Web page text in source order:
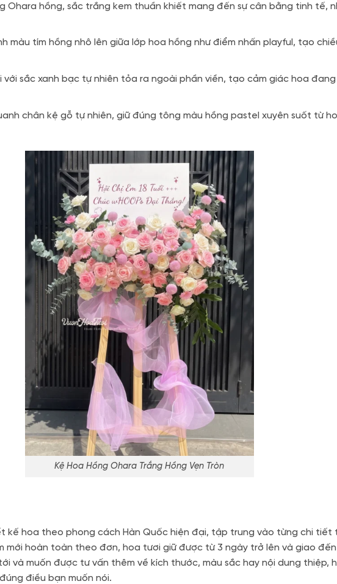
Ohara hồng, sắc trắng kem thuần khiết mang đến sự cân bằng tinh tế,
màu tím hồng nhô lên giữa lớp hoa hồng như điểm nhấn playful, tạo
với sắc xanh bạc tự nhiên tỏa ra ngoài phần viền, tạo cảm giác hoa
chân kệ gỗ tự nhiên, giữ đúng tông màu hồng pastel xuyên suốt từ
Kệ Hoa Hồng Ohara Trắng Hồng Vẹn Tròn
kế hoa theo phong cách Hàn Quốc hiện đại, tập trung vào từng chi tiết
mới hoàn toàn theo đơn, hoa tươi giữ được từ 3 ngày trở lên và giao
và muốn được tư vấn thêm về kích thước, màu sắc hay nội dung thiệp,
điều bạn muốn nói.